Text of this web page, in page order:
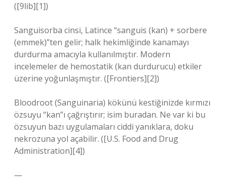
([9lib][1])
Sanguisorba cinsi, Latince “sanguis (kan) + sorbere
(emmek)”ten gelir; halk hekimliğinde kanamayı
durdurma amacıyla kullanılmıştır. Modern
incelemeler de hemostatik (kan durdurucu) etkiler
üzerine yoğunlaşmıştır. ([Frontiers][2])
Bloodroot (Sanguinaria) kökünü kestiğinizde kırmızı
özsuyu “kan”ı çağrıştırır; isim buradan. Ne var ki bu
özsuyun bazı uygulamaları ciddi yanıklara, doku
nekrozuna yol açabilir. ([U.S. Food and Drug
Administration][4])
—